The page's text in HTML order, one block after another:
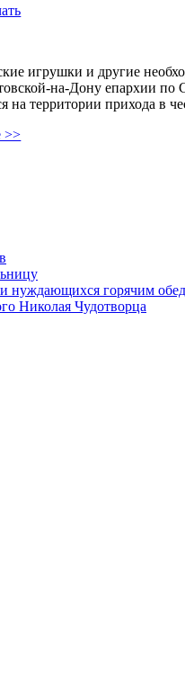
игрушки и другие
на-Дону епархии по
на территории прихода в
>>
нуждающихся горячим
Николая Чудотворца